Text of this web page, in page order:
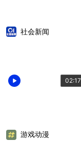
02:17
社会新闻
游戏动漫